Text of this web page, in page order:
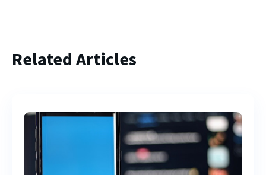
Related Articles